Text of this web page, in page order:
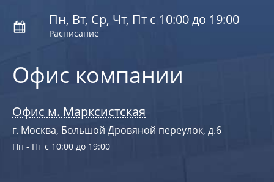
Офис компании
Офис м. Марксистская
г. Москва, Большой Дровяной переулок, д.6
Пн - Пт с 10:00 до 19:00
Пн, Вт, Ср, Чт, Пт с 10:00 до 19:00
Расписание